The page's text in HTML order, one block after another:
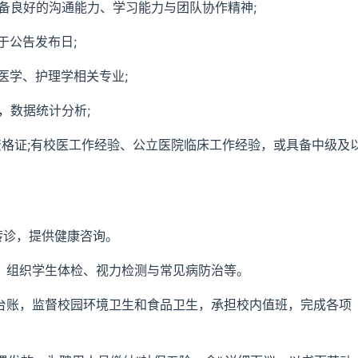
良好的沟通能力、学习能力与团队协作精神;
公告发布日;
学、护理学相关专业;
数据统计分析;
证;有校医工作经验、公立医院临床工作经验，或具备中级及
，提供健康咨询。
织学生体检、视力检测与常见病防治等。
，监督校园环境卫生和食品卫生，承担校内值班，完成各项